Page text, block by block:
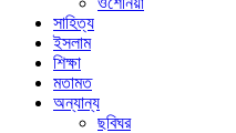
সাহিত্য
ইসলাম
শিক্ষা
মতামত
অন্যান্য
ছবিঘর